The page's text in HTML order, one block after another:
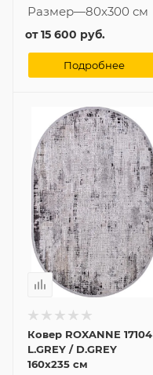
Размер—80x300 см
от15 600 руб.
Подробнее
Ковер ROXANNE 17104
L.GREY / D.GREY
160x235 см